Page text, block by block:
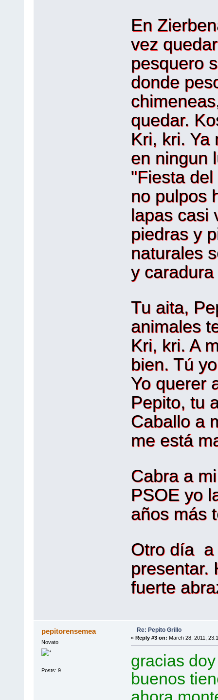
En
vez
pesquero
donde
quedar.
Kri, kri. Ya
en ningun
"Fiesta
no pulpos
lapas casi
piedras y
naturales
y
Tu aita,
animales
Kri, kri. A
bien. Tú
Yo querer
Pepito, tu
Caballo a
me está
Cabra a
PSOE yo
años más
Otro día a
presentar.
fuerte
pepitorensemea
Novato
Posts: 9
Re: Pepito Grillo
« Reply #3 on: March 28, 2011,
gracias
buenos